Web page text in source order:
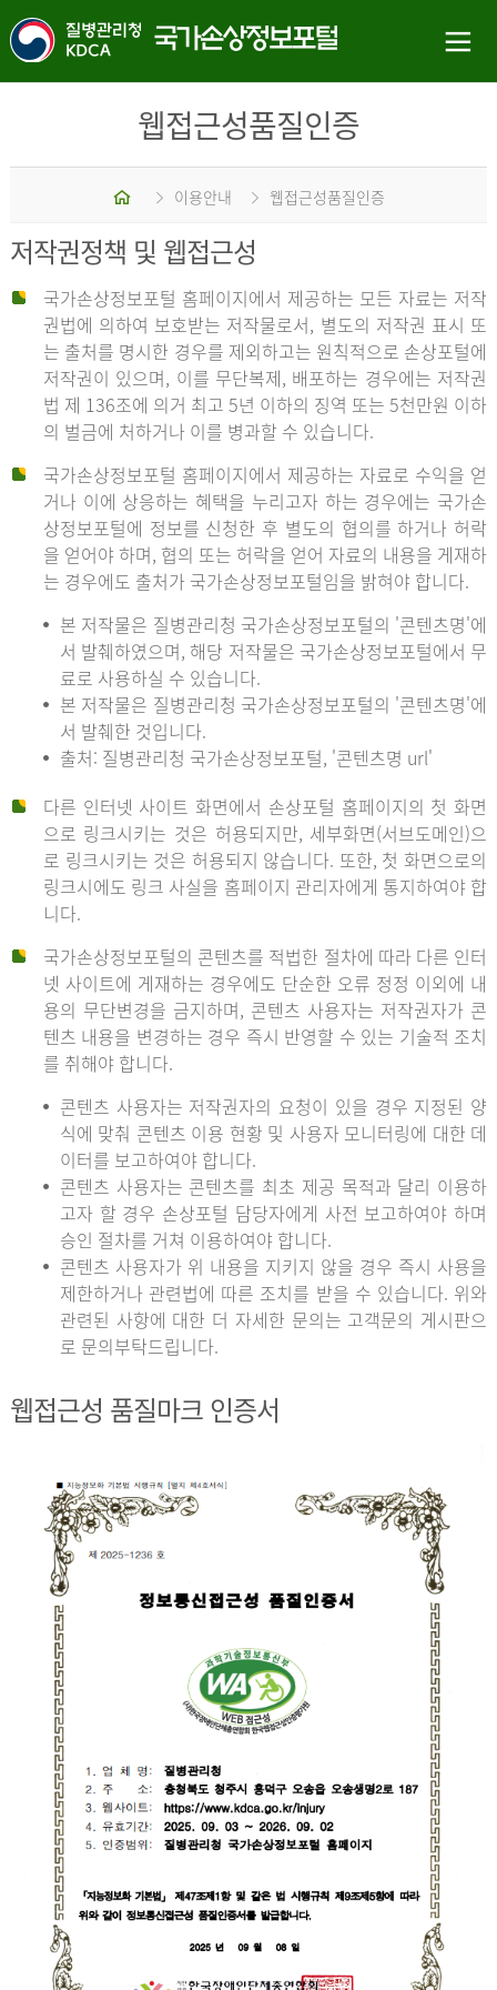
웹접근성품질인증
홈 이용안내 웹접근성품질인증
저작권정책 및 웹접근성
국가손상정보포털 홈페이지에서 제공하는 모든 자료는 저작
권법에 의하여 보호받는 저작물로서, 별도의 저작권 표시 또
는 출처를 명시한 경우를 제외하고는 원칙적으로 손상포털에
저작권이 있으며, 이를 무단복제, 배포하는 경우에는 저작권
법 제 136조에 의거 최고 5년 이하의 징역 또는 5천만원 이하
의 벌금에 처하거나 이를 병과할 수 있습니다.
국가손상정보포털 홈페이지에서 제공하는 자료로 수익을 얻
거나 이에 상응하는 혜택을 누리고자 하는 경우에는 국가손
상정보포털에 정보를 신청한 후 별도의 협의를 하거나 허락
을 얻어야 하며, 협의 또는 허락을 얻어 자료의 내용을 게재하
는 경우에도 출처가 국가손상정보포털임을 밝혀야 합니다.
본 저작물은 질병관리청 국가손상정보포털의 '콘텐츠명'에
서 발췌하였으며, 해당 저작물은 국가손상정보포털에서 무
료로 사용하실 수 있습니다.
본 저작물은 질병관리청 국가손상정보포털의 '콘텐츠명'에
서 발췌한 것입니다.
출처: 질병관리청 국가손상정보포털, '콘텐츠명 url'
다른 인터넷 사이트 화면에서 손상포털 홈페이지의 첫 화면
으로 링크시키는 것은 허용되지만, 세부화면(서브도메인)으
로 링크시키는 것은 허용되지 않습니다. 또한, 첫 화면으로의
링크시에도 링크 사실을 홈페이지 관리자에게 통지하여야 합
니다.
국가손상정보포털의 콘텐츠를 적법한 절차에 따라 다른 인터
넷 사이트에 게재하는 경우에도 단순한 오류 정정 이외에 내
용의 무단변경을 금지하며, 콘텐츠 사용자는 저작권자가 콘
텐츠 내용을 변경하는 경우 즉시 반영할 수 있는 기술적 조치
를 취해야 합니다.
콘텐츠 사용자는 저작권자의 요청이 있을 경우 지정된 양
식에 맞춰 콘텐츠 이용 현황 및 사용자 모니터링에 대한 데
이터를 보고하여야 합니다.
콘텐츠 사용자는 콘텐츠를 최초 제공 목적과 달리 이용하
고자 할 경우 손상포털 담당자에게 사전 보고하여야 하며
승인 절차를 거쳐 이용하여야 합니다.
콘텐츠 사용자가 위 내용을 지키지 않을 경우 즉시 사용을
제한하거나 관련법에 따른 조치를 받을 수 있습니다. 위와
관련된 사항에 대한 더 자세한 문의는 고객문의 게시판으
로 문의부탁드립니다.
웹접근성 품질마크 인증서